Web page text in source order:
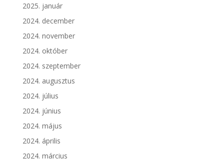
2025. január
2024. december
2024. november
2024. október
2024. szeptember
2024. augusztus
2024. július
2024. június
2024. május
2024. április
2024. március